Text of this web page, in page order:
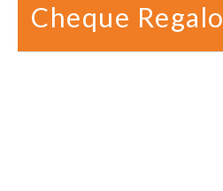
Cheque Regalo